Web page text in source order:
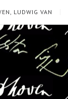
LUDWIG VAN